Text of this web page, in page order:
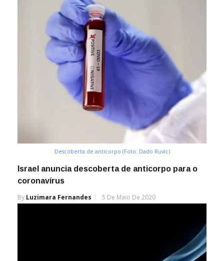
Descoberta de anticorpo (Foto: Dado Ruvic)
Israel anuncia descoberta de anticorpo para o
coronavírus
By Luzimara Fernandes 5 De Maio De 2020